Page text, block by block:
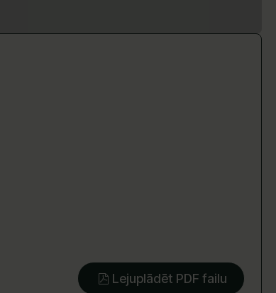
Lejuplādēt PDF failu